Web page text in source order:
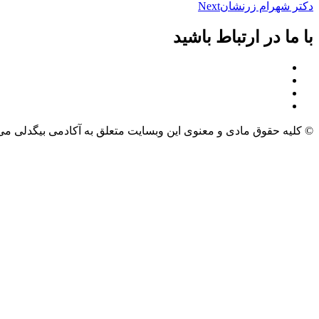
دکتر شهرام زرنشانNext
با ما در ارتباط باشید
© کلیه حقوق مادی و معنوی این وبسایت متعلق به آکادمی بیگدلی